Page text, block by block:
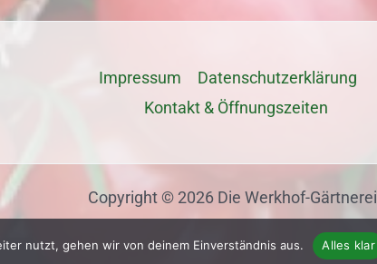
Impressum
Datenschutz­erklärung
Kontakt & Öffnungszeiten
Copyright © 2026 Die Werkhof-Gärtnerei
nutzt, gehen wir von deinem Einverständnis aus. Alles klar